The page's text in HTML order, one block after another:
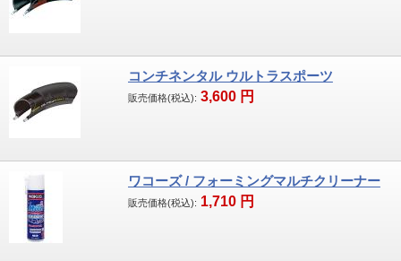
コンチネンタル ウルトラスポーツ
販売価格(税込): 3,600 円
ワコーズ / フォーミングマルチクリーナー
販売価格(税込): 1,710 円